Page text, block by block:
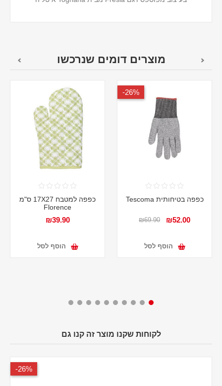
מוצרים דומים שנרכשו
26%-
כפפה בטיחותית Tescoma
₪52.00
₪69.90
הוסף לסל
כפפה למטבח 17X27 ס"מ
Florence
₪39.90
הוסף לסל
לקוחות שקנו מוצר זה קנו גם
26%-